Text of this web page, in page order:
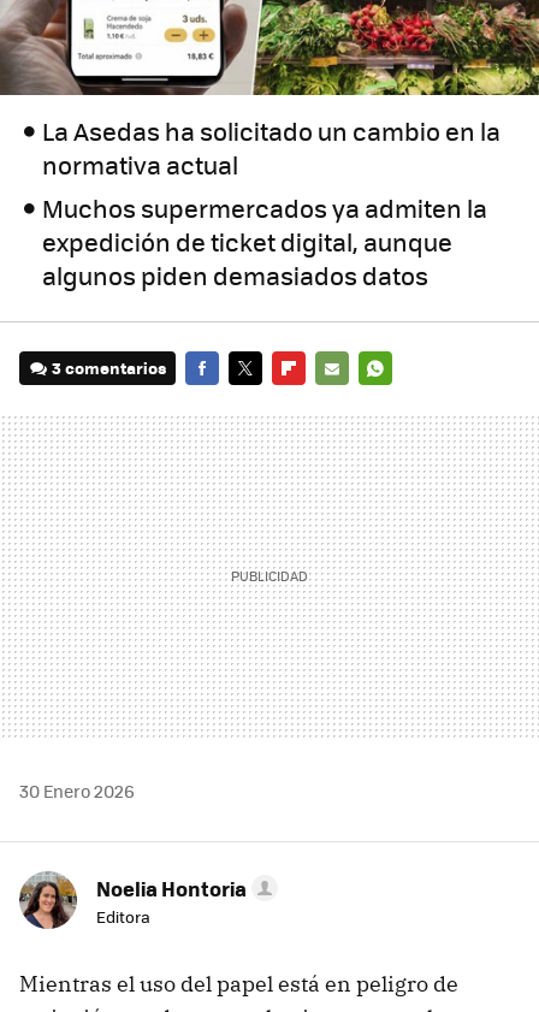
La Asedas ha solicitado un cambio en la
normativa actual
Muchos supermercados ya admiten la
expedición de ticket digital, aunque
algunos piden demasiados datos
3 comentarios
MAIL
30 Enero 2026
Noelia Hontoria
Editora
Mientras el uso del papel está en peligro de